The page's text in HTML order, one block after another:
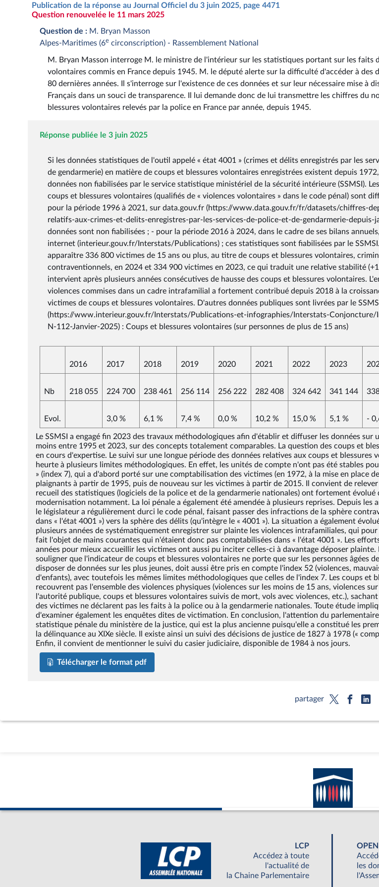
Publication de la réponse au Journal Officiel du 3 juin 2025, page 4471
Question renouvelée le 11 mars 2025
Question de : M. Bryan Masson
Alpes-Maritimes (6e circonscription) - Rassemblement National
M. Bryan Masson interroge M. le ministre de l'intérieur sur les statistiques portant sur les faits
volontaires commis en France depuis 1945. M. le député alerte sur la difficulté d'accéder à des
80 dernières années. Il s'interroge sur l'existence de ces données et sur leur nécessaire mise à
Français dans un souci de transparence. Il lui demande donc de lui transmettre les chiffres du
blessures volontaires relevés par la police en France par année, depuis 1945.
Réponse publiée le 3 juin 2025
Si les données statistiques de l'outil appelé « état 4001 » (crimes et délits enregistrés par les
de gendarmerie) en matière de coups et blessures volontaires enregistrées existent depuis
données non fiabilisées par le service statistique ministériel de la sécurité intérieure (SSMSI).
coups et blessures volontaires (qualifiés de « violences volontaires » dans le code pénal) sont
pour la période 1996 à 2021, sur data.gouv.fr (https://www.data.gouv.fr/fr/datasets/chiffres-
relatifs-aux-crimes-et-delits-enregistres-par-les-services-de-police-et-de-gendarmerie-depuis-
données sont non fiabilisées ; - pour la période 2016 à 2024, dans le cadre de ses bilans
internet (interieur.gouv.fr/Interstats/Publications) ; ces statistiques sont fiabilisées par le
apparaître 336 800 victimes de 15 ans ou plus, au titre de coups et blessures volontaires,
contraventionnels, en 2024 et 334 900 victimes en 2023, ce qui traduit une relative stabilité
intervient après plusieurs années consécutives de hausse des coups et blessures volontaires.
violences commises dans un cadre intrafamilial a fortement contribué depuis 2018 à la
victimes de coups et blessures volontaires. D'autres données publiques sont livrées par le SSMSI
(https://www.interieur.gouv.fr/Interstats/Publications-et-infographies/Interstats-Conjoncture/
N-112-Janvier-2025) : Coups et blessures volontaires (sur personnes de plus de 15 ans)
2016 2017 2018 2019 2020 2021 2022 2023
Nb 218 055 224 700 238 461 256 114 256 222 282 408 324 642 341 144
Evol. 3,0 % 6,1 % 7,4 % 0,0 % 10,2 % 15,0 % 5,1 % -
Le SSMSI a engagé fin 2023 des travaux méthodologiques afin d'établir et diffuser les données sur
moins entre 1995 et 2023, sur des concepts totalement comparables. La question des coups et
en cours d'expertise. Le suivi sur une longue période des données relatives aux coups et blessures
heurte à plusieurs limites méthodologiques. En effet, les unités de compte n'ont pas été stables
» (index 7), qui a d'abord porté sur une comptabilisation des victimes (en 1972, à la mise en place
plaignants à partir de 1995, puis de nouveau sur les victimes à partir de 2015. Il convient de
recueil des statistiques (logiciels de la police et de la gendarmerie nationales) ont fortement évolué
modernisation notamment. La loi pénale a également été amendée à plusieurs reprises. Depuis les
le législateur a régulièrement durci le code pénal, faisant passer des infractions de la sphère
dans « l'état 4001 ») vers la sphère des délits (qu'intègre le « 4001 »). La situation a également
plusieurs années de systématiquement enregistrer sur plainte les violences intrafamiliales, qui
fait l'objet de mains courantes qui n'étaient donc pas comptabilisées dans « l'état 4001 ». Les
années pour mieux accueillir les victimes ont aussi pu inciter celles-ci à davantage déposer
souligner que l'indicateur de coups et blessures volontaires ne porte que sur les personnes âgées
disposer de données sur les plus jeunes, doit aussi être pris en compte l'index 52 (violences,
d'enfants), avec toutefois les mêmes limites méthodologiques que celles de l'index 7. Les coups et
recouvrent pas l'ensemble des violences physiques (violences sur les moins de 15 ans, violences
l'autorité publique, coups et blessures volontaires suivis de mort, vols avec violences, etc.),
des victimes ne déclarent pas les faits à la police ou à la gendarmerie nationales. Toute étude
d'examiner également les enquêtes dites de victimation. En conclusion, l'attention du
statistique pénale du ministère de la justice, qui est la plus ancienne puisqu'elle a constitué les
la délinquance au XIXe siècle. Il existe ainsi un suivi des décisions de justice de 1827 à 1978 («
Enfin, il convient de mentionner le suivi du casier judiciaire, disponible de 1984 à nos jours.
Télécharger le format pdf
partager
LCP
Accédez à toute
l'actualité de
la Chaine Parlementaire
les